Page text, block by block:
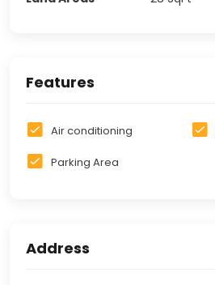
Features
Air conditioning
Parking Area
Address